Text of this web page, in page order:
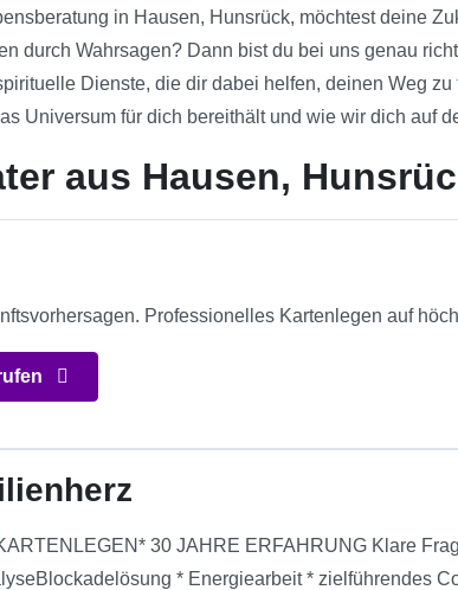
in Hausen, Hunsrück, möchtest deine
durch Wahrsagen? Dann bist du bei uns genau
Dienste, die dir dabei helfen, deinen Weg
Universum für dich bereithält und wie wir dich auf
aus Hausen,
Professionelles Kartenlegen auf
30 JAHRE ERFAHRUNG Klare
* Energiearbeit * zielführendes